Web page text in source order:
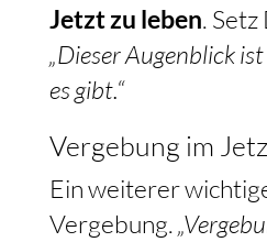
Jetzt zu leben
„Dieser Augenblick
es gibt.“
Vergebung im
Ein weiterer
Vergebung.